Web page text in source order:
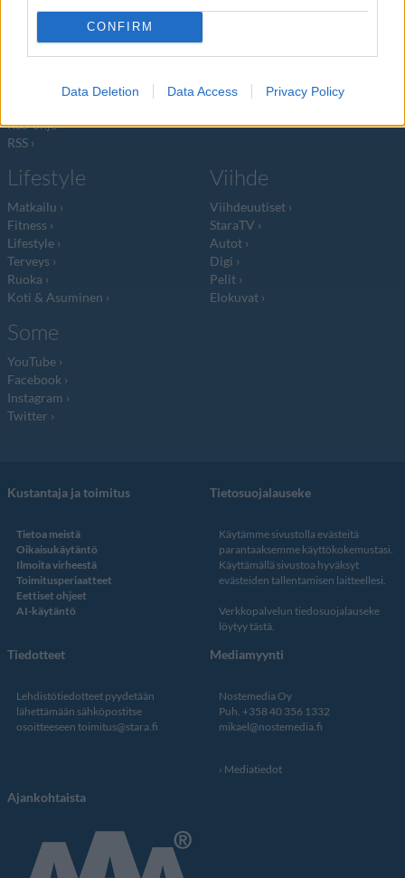
CONFIRM
Data Deletion Data Access Privacy Policy
Info
Lähetä uutisvinkki
RSS-ohje
RSS
Tyyliniekka
Lifestyle
Matkailu
Fitness
Lifestyle
Terveys
Ruoka
Koti & Asuminen
Viihde
Viihdeuutiset
StaraTV
Autot
Digi
Pelit
Elokuvat
Some
YouTube
Facebook
Instagram
Twitter
Kustantaja ja toimitus
Tietoa meistä
Oikaisukäytäntö
Ilmoita virheestä
Toimitusperiaatteet
Eettiset ohjeet
AI-käytäntö
Tietosuojalauseke
Käytämme sivustolla evästeitä
parantaaksemme käyttökokemustasi.
Käyttämällä sivustoa hyväksyt
evästeiden tallentamisen laitteellesi.
Verkkopalvelun tiedosuojalauseke
löytyy tästä.
Tiedotteet
Lehdistötiedotteet pyydetään
lähettämään sähköpostitse
osoitteeseen toimitus@stara.fi
Mediamyynti
Nostemedia Oy
Puh. +358 40 356 1332
mikael@nostemedia.fi
Mediatiedot
Ajankohtaista